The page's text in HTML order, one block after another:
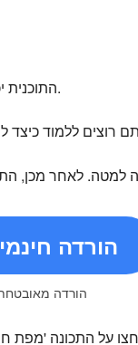
התוכנית יכולה להציע תבניות שונות של מפות סיעור מוחות.
הורדה
הורדה